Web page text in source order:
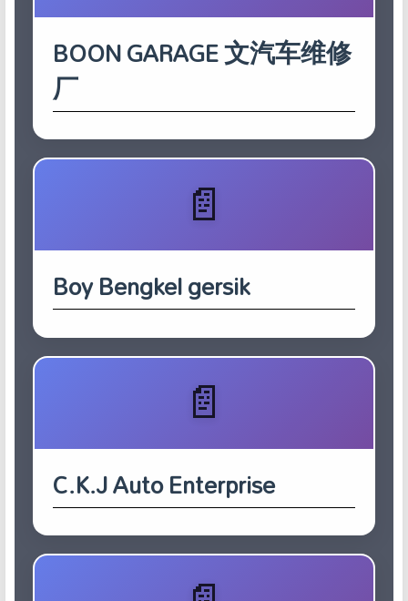
BOON GARAGE 文汽车维修
厂
Boy Bengkel gersik
C.K.J Auto Enterprise